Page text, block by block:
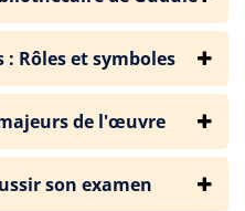
: Rôles et symboles
de l'œuvre
son examen